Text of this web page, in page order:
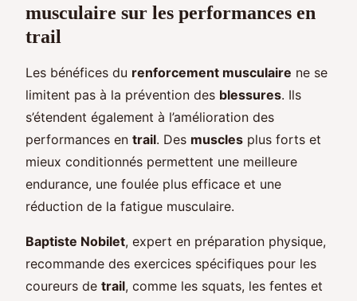
musculaire sur les performances en
trail
Les bénéfices du renforcement musculaire ne se
limitent pas à la prévention des blessures. Ils
s’étendent également à l’amélioration des
performances en trail. Des muscles plus forts et
mieux conditionnés permettent une meilleure
endurance, une foulée plus efficace et une
réduction de la fatigue musculaire.
Baptiste Nobilet, expert en préparation physique,
recommande des exercices spécifiques pour les
coureurs de trail, comme les squats, les fentes et